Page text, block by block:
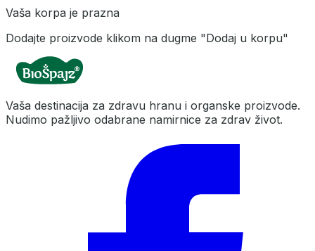
Vaša korpa je prazna
Dodajte proizvode klikom na dugme "Dodaj u korpu"
Vaša destinacija za zdravu hranu i organske proizvode.
Nudimo pažljivo odabrane namirnice za zdrav život.